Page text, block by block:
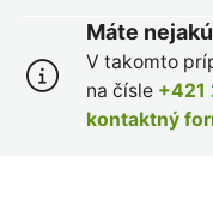
Máte
V takomto
na čísle +421
kontaktný